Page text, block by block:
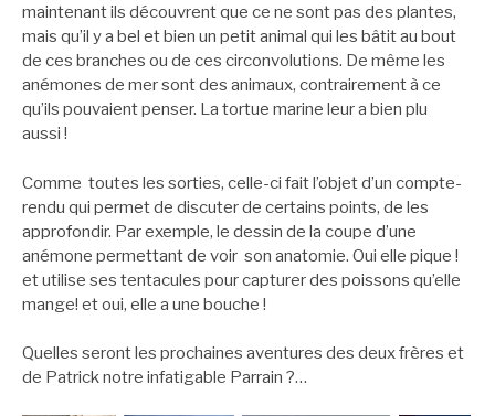
maintenant ils découvrent que ce ne sont pas des plantes,
mais qu’il y a bel et bien un petit animal qui les bâtit au bout
de ces branches ou de ces circonvolutions. De même les
anémones de mer sont des animaux, contrairement à ce
qu’ils pouvaient penser. La tortue marine leur a bien plu
aussi !
Comme toutes les sorties, celle-ci fait l’objet d’un compte-
rendu qui permet de discuter de certains points, de les
approfondir. Par exemple, le dessin de la coupe d’une
anémone permettant de voir son anatomie. Oui elle pique !
et utilise ses tentacules pour capturer des poissons qu’elle
mange! et oui, elle a une bouche !
Quelles seront les prochaines aventures des deux frères et
de Patrick notre infatigable Parrain ?…